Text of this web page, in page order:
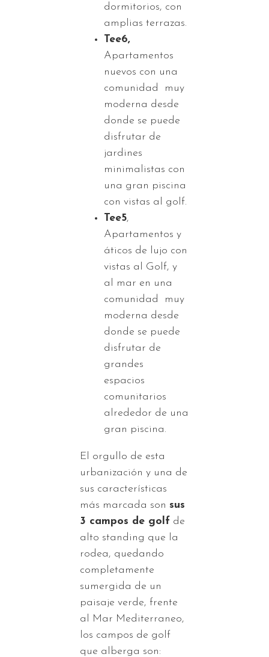
dormitorios, con
amplias terrazas.
Tee6,
Apartamentos
nuevos con una
comunidad muy
moderna desde
donde se puede
disfrutar de
jardines
minimalistas con
una gran piscina
con vistas al golf.
Tee5,
Apartamentos y
áticos de lujo con
vistas al Golf, y
al mar en una
comunidad muy
moderna desde
donde se puede
disfrutar de
grandes
espacios
comunitarios
alrededor de una
gran piscina.
El orgullo de esta
urbanización y una de
sus características
más marcada sonsus
3 campos de golf de
alto standing que la
rodea, quedando
completamente
sumergida de un
paisaje verde, frente
al Mar Mediterraneo,
los campos de golf
que alberga son: